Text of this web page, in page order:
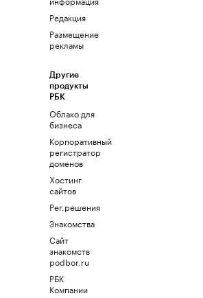
Редакция
Размещение
рекламы
Другие
продукты
РБК
Облако для
бизнеса
Корпоративный
регистратор
доменов
Хостинг
сайтов
Рег.решения
Знакомства
Сайт
знакомств
podbor.ru
РБК
Компании